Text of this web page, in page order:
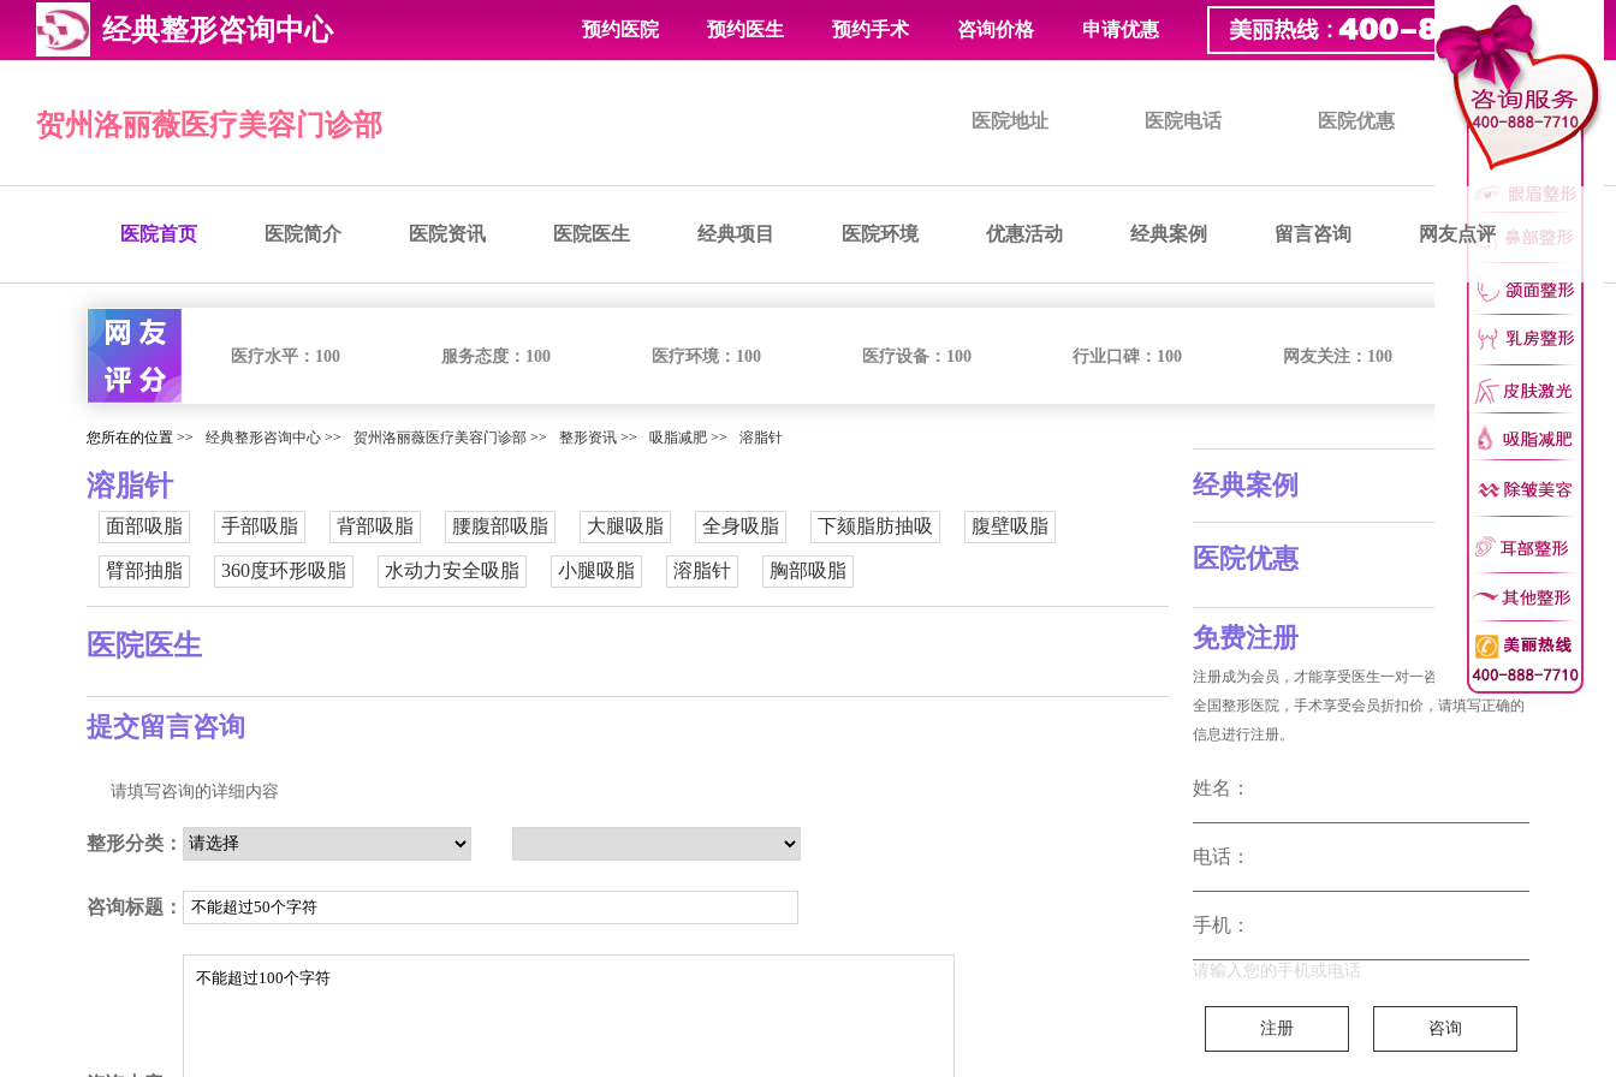
经典整形咨询中心 预约医院 预约医生 预约手术 咨询价格 申请优惠
贺州洛丽薇医疗美容门诊部 医院地址 医院电话 医院优惠 医院价格
医院首页 医院简介 医院资讯 医院医生 经典项目 医院环境 优惠活动 经典案例 留言咨询 网友点评
医疗水平： 100 服务态度： 100 医疗环境： 100 医疗设备： 100 行业口碑： 100 网友关注： 100
您所在的位置 >> 经典整形咨询中心 >> 贺州洛丽薇医疗美容门诊部 >> 整形资讯 >> 吸脂减肥 >> 溶脂针
溶脂针
面部吸脂 手部吸脂 背部吸脂 腰腹部吸脂 大腿吸脂 全身吸脂 下颏脂肪抽吸 腹壁吸脂
臂部抽脂 360度环形吸脂 水动力安全吸脂 小腿吸脂 溶脂针 胸部吸脂
医院医生
提交留言咨询
请填写咨询的详细内容
整形分类：
咨询标题：
经典案例
医院优惠
免费注册
注册成为会员，才能享受医生一对一咨询和没费预约
全国整形医院，手术享受会员折扣价，请填写正确的
信息进行注册。
姓名：
电话：
手机：
请输入您的手机或电话
注册 咨询